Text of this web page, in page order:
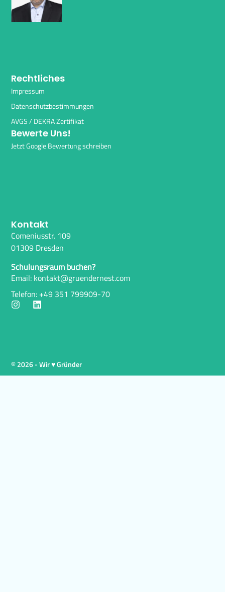
Rechtliches
Impressum
Datenschutzbestimmungen
AVGS / DEKRA Zertifikat
Bewerte Uns!
Jetzt Google Bewertung schreiben
Kontakt
Comeniusstr. 109
01309 Dresden
Schulungsraum buchen?
Email: kontakt@gruendernest.com
Telefon: +49 351 799909-70
© 2026 - Wir ♥ Gründer